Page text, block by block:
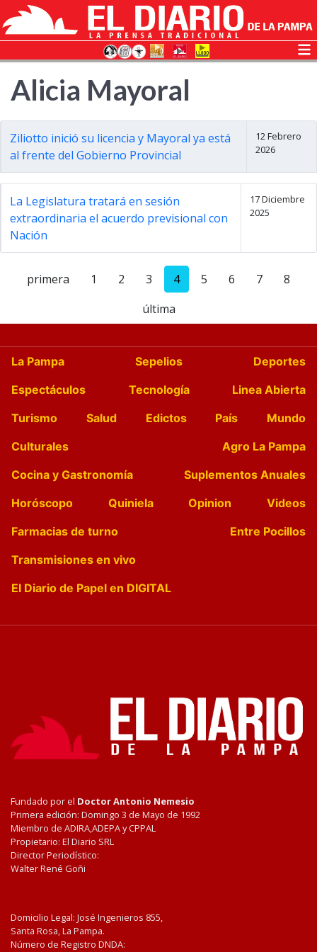
Alicia Mayoral
Ziliotto inició su licencia y Mayoral ya está
al frente del Gobierno Provincial
12 Febrero
2026
La Legislatura tratará en sesión
extraordinaria el acuerdo previsional con
Nación
17 Diciembre
2025
primera 1 2 3 4 5 6 7
8
última
La Pampa Sepelios
Deportes
Espectáculos
Tecnología
Linea Abierta
Turismo
Salud Edictos País
Mundo
Culturales
Agro La Pampa
Cocina y Gastronomía
Suplementos Anuales
Horóscopo
Quiniela Opinion
Videos
Farmacias de turno
Entre Pocillos
Transmisiones en vivo
El Diario de Papel en DIGITAL
Fundado por el Doctor Antonio Nemesio
Primera edición: Domingo 3 de Mayo de 1992
Miembro de ADIRA,ADEPA y CPPAL
Propietario: El Diario SRL
Director Periodístico:
Walter René Goñi
Domicilio Legal: José Ingenieros 855,
Santa Rosa, La Pampa.
Número de Registro DNDA: